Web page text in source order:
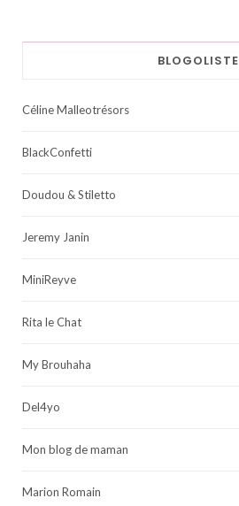
BLOGOLISTE
Céline Malleotrésors
BlackConfetti
Doudou & Stiletto
Jeremy Janin
MiniReyve
Rita le Chat
My Brouhaha
Del4yo
Mon blog de maman
Marion Romain